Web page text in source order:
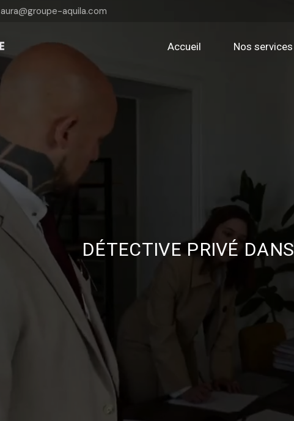
aura@groupe-aquila.com
Accueil Nos services
DÉTECTIVE PRIVÉ